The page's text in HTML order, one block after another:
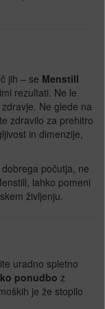
jih – se Menstill
rezultati. Ne le
Ne glede na
zdravilo za prehitro
in dimenzije,
počutja, ne
lahko pomeni
življenju.
uradno spletno
ponudbo z
je že stopilo